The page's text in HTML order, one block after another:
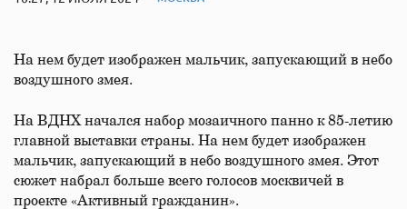
На нем будет изображен мальчик, запускающий в небо
воздушного змея.
На ВДНХ начался набор мозаичного панно к 85-летию
главной выставки страны. На нем будет изображен
мальчик, запускающий в небо воздушного змея. Этот
сюжет набрал больше всего голосов москвичей в
проекте «Активный гражданин».